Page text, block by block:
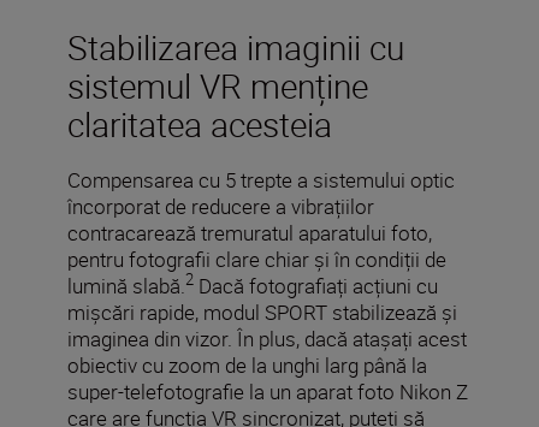
Stabilizarea imaginii cu
sistemul VR menține
claritatea acesteia
Compensarea cu 5 trepte a sistemului optic
încorporat de reducere a vibrațiilor
contracarează tremuratul aparatului foto,
pentru fotografii clare chiar și în condiții de
lumină slabă.2 Dacă fotografiați acțiuni cu
mișcări rapide, modul SPORT stabilizează și
imaginea din vizor. În plus, dacă atașați acest
obiectiv cu zoom de la unghi larg până la
super-telefotografie la un aparat foto Nikon Z
care are funcția VR sincronizat, puteți să